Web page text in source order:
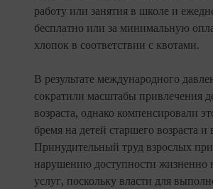
работу или занятия в школе и
бесплатно или за минимальную
хлопок в соответствии с квотами.
В результате международного
сократили масштабы привлечения
возраста, однако компенсировали
бремя на детей старшего возраста и
Принудительный труд взрослых
нарушению доступности жизненно
услуг, поскольку власти для